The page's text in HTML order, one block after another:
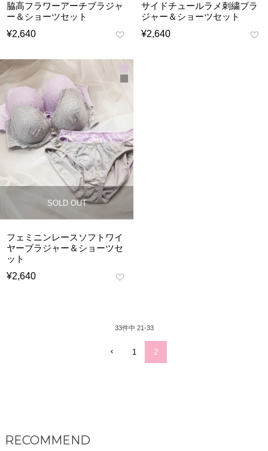
脇高フラワーアーチブラジャ
ー＆ショーツセット
¥2,640
サイドチュールラメ刺繍ブラ
ジャー＆ショーツセット
¥2,640
SOLD OUT
フェミニンレースソフトワイ
ヤーブラジャー＆ショーツセ
ット
¥2,640
33件中 21-33
1 2
RECOMMEND